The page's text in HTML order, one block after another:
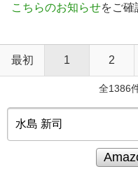
こちらのお知らせをご確
最初 1 2
全1386